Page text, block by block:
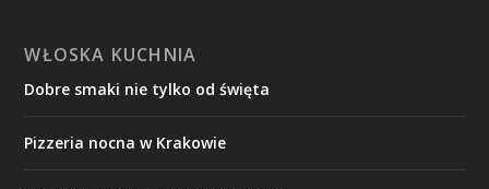
WŁOSKA KUCHNIA
Dobre smaki nie tylko od święta
Pizzeria nocna w Krakowie